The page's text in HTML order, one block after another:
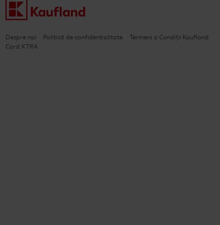
Despre noi Politică de confidențialitate
Termeni și Condiții Kaufland
Card XTRA